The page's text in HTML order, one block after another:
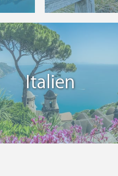
Italien